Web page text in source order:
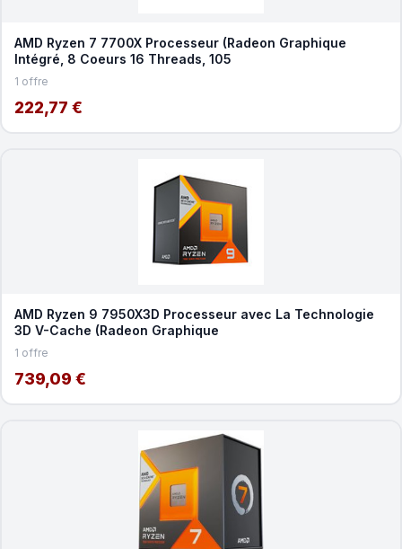
AMD Ryzen 7 7700X Processeur (Radeon Graphique
Intégré, 8 Coeurs 16 Threads, 105
1 offre
222,77 €
AMD Ryzen 9 7950X3D Processeur avec La Technologie
3D V-Cache (Radeon Graphique
1 offre
739,09 €